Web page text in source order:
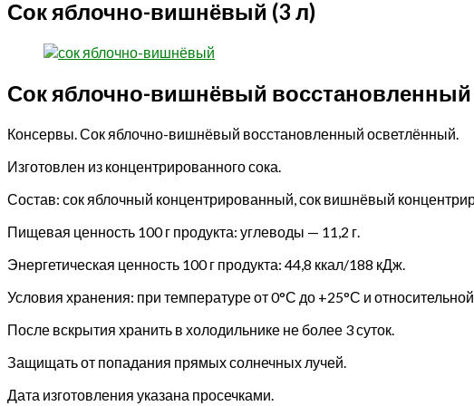
Сок яблочно-вишнёвый (3 л)
Сок яблочно-вишнёвый
Консервы. Сок яблочно-вишнёвый восстановленный осветлённый.
Изготовлен из концентрированного сока.
Состав: сок яблочный концентрированный, сок вишнёвый
Пищевая ценность 100 г продукта: углеводы — 11,2 г.
Энергетическая ценность 100 г продукта: 44,8 ккал/188 кДж.
Условия хранения: при температуре от 0°С до +25°С и
После вскрытия хранить в холодильнике не более 3 суток.
Защищать от попадания прямых солнечных лучей.
Дата изготовления указана просечками.